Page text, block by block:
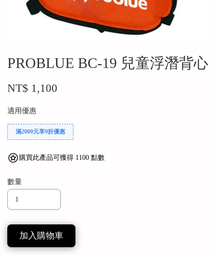
PROBLUE BC-19 兒童浮潛背心
NT$ 1,100
適用優惠
滿2000元享9折優惠
購買此產品可獲得 1100 點數
數量
加入購物車